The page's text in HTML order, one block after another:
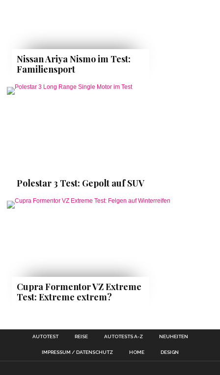
Nissan Ariya Nismo im Test:
Familiensport
Polestar 3 Test: Gepolt auf SUV
Cupra Formentor VZ Extreme
Test: Extreme extrem?
AUTOTEST REISE AUTOTESTS A-Z NEUHEITEN
IMPRESSUM / DATENSCHUTZ HOME DESIGN